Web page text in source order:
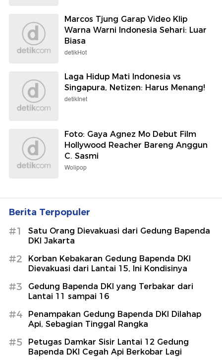
Marcos Tjung Garap Video Klip
Warna Warni Indonesia Sehari: Luar
Biasa
detikHot
Laga Hidup Mati Indonesia vs
Singapura, Netizen: Harus Menang!
detikInet
Foto: Gaya Agnez Mo Debut Film
Hollywood Reacher Bareng Anggun
C. Sasmi
Wolipop
Berita Terpopuler
#1
Satu Orang Dievakuasi dari Gedung Bapenda
DKI Jakarta
#2
Korban Kebakaran Gedung Bapenda DKI
Dievakuasi dari Lantai 15, Ini Kondisinya
#3
Gedung Bapenda DKI yang Terbakar dari
Lantai 11 sampai 16
#4
Penampakan Gedung Bapenda DKI Dilahap
Api, Sebagian Tinggal Rangka
#5
Petugas Damkar Sisir Lantai 12 Gedung
Bapenda DKI Cegah Api Berkobar Lagi